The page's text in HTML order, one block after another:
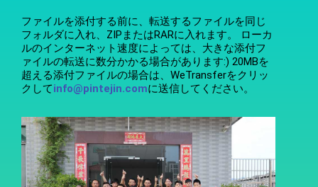
ファイルを添付する前に、転送するファイルを同じ
フォルダに入れ、ZIPまたはRARに入れます。 ローカ
ルのインターネット速度によっては、大きな添付フ
ァイルの転送に数分かかる場合があります:) 20MBを
超える添付ファイルの場合は、WeTransferをクリッ
クしてinfo@pintejin.comに送信してください。